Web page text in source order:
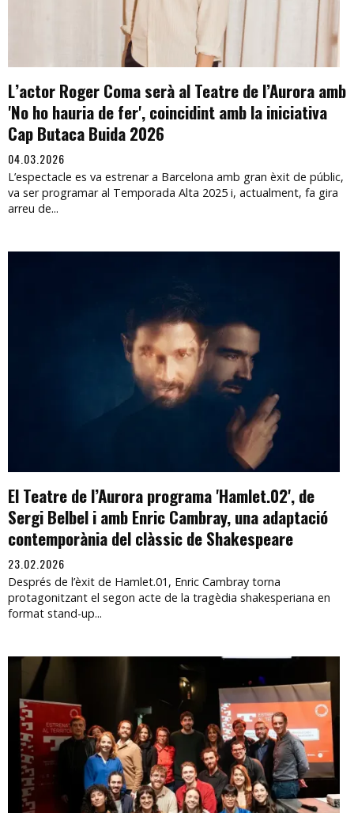
L’actor Roger Coma serà al Teatre de l’Aurora amb
'No ho hauria de fer', coincidint amb la iniciativa
Cap Butaca Buida 2026
04.03.2026
L’espectacle es va estrenar a Barcelona amb gran èxit de públic,
va ser programar al Temporada Alta 2025 i, actualment, fa gira
arreu de...
El Teatre de l’Aurora programa 'Hamlet.02', de
Sergi Belbel i amb Enric Cambray, una adaptació
contemporània del clàssic de Shakespeare
23.02.2026
Després de l’èxit de Hamlet.01, Enric Cambray torna
protagonitzant el segon acte de la tragèdia shakesperiana en
format stand-up...